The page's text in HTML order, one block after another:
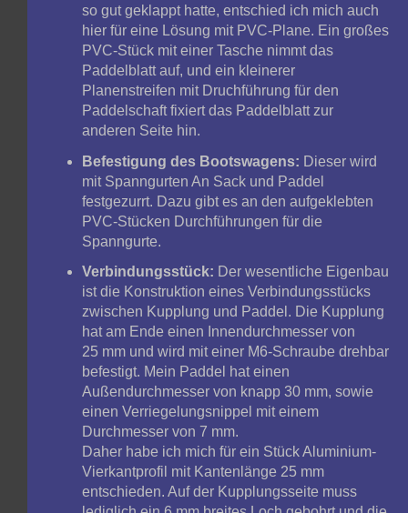
so gut geklappt hatte, entschied ich mich auch
hier für eine Lösung mit PVC-Plane. Ein großes
PVC-Stück mit einer Tasche nimmt das
Paddelblatt auf, und ein kleinerer
Planenstreifen mit Druchführung für den
Paddelschaft fixiert das Paddelblatt zur
anderen Seite hin.
Befestigung des Bootswagens: Dieser wird
mit Spanngurten An Sack und Paddel
festgezurrt. Dazu gibt es an den aufgeklebten
PVC-Stücken Durchführungen für die
Spanngurte.
Verbindungsstück: Der wesentliche Eigenbau
ist die Konstruktion eines Verbindungsstücks
zwischen Kupplung und Paddel. Die Kupplung
hat am Ende einen Innendurchmesser von
25 mm und wird mit einer M6-Schraube drehbar
befestigt. Mein Paddel hat einen
Außendurchmesser von knapp 30 mm, sowie
einen Verriegelungsnippel mit einem
Durchmesser von 7 mm.
Daher habe ich mich für ein Stück Aluminium-
Vierkantprofil mit Kantenlänge 25 mm
entschieden. Auf der Kupplungsseite muss